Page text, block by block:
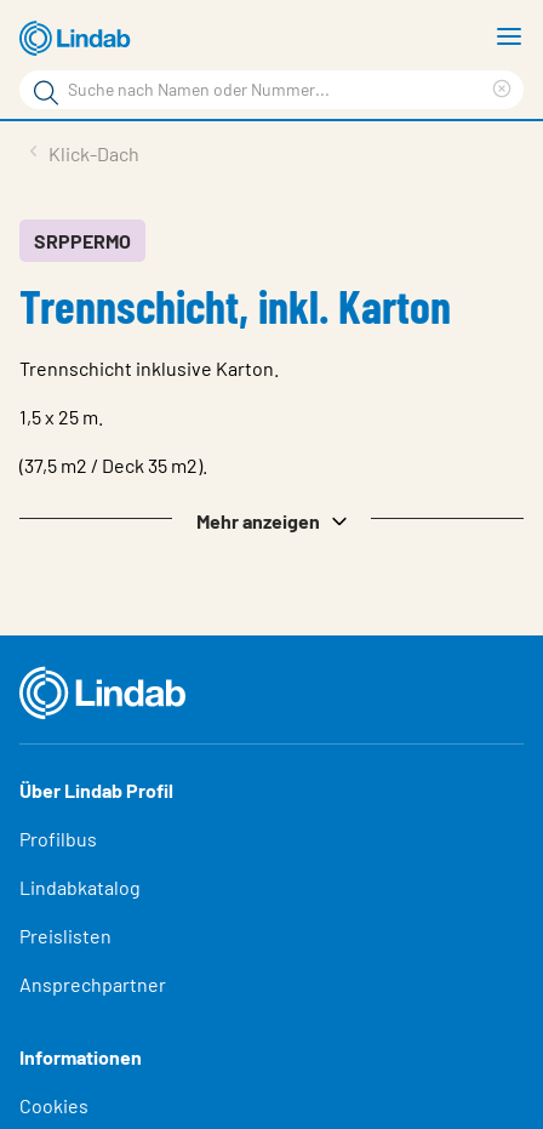
Zum
Hauptinhalt
springen
Suchbegriff
Seite
durchsuchen
Inspiration
Referenzen
Klick-Dach
SRPPERMO
Trennschicht, inkl. Karton
Trennschicht inklusive Karton.
1,5 x 25 m.
(37,5 m2 / Deck 35 m2).
Mehr anzeigen
Über Lindab Profil
Profilbus
Lindabkatalog
Preislisten
Ansprechpartner
Informationen
Cookies